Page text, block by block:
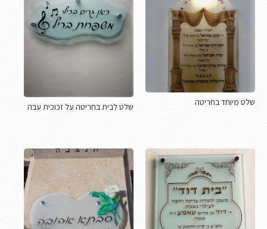
שלט מיוחד בחריטה שלט לבית בחריטה על זכוכית עבה